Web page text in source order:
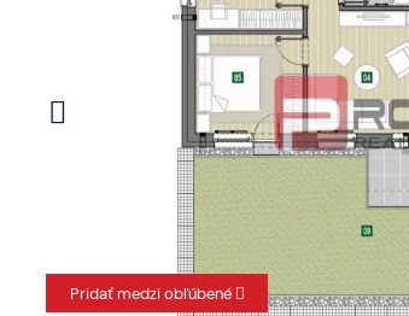
Pridať medzi obľúbené